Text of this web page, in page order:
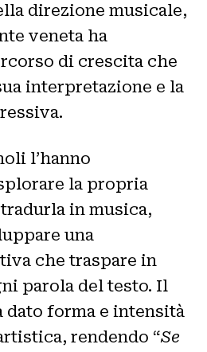
direzione musicale,
veneta ha
di crescita che
interpretazione e la
l’hanno
la propria
in musica,
una
che traspare in
parola del testo. Il
forma e intensità
rendendo “Se